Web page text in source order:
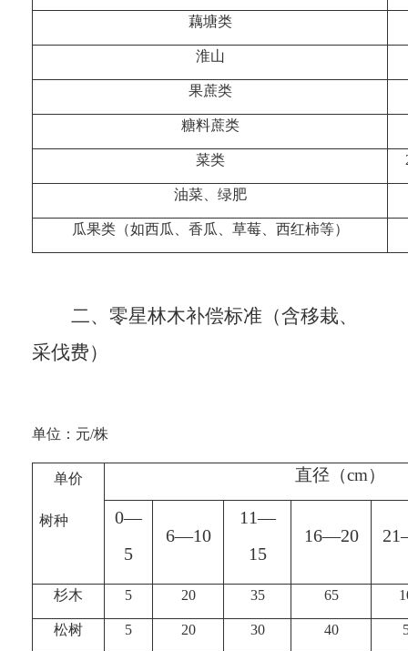
藕塘类
淮山
果蔗类
糖料蔗类
菜类
油菜、绿肥
瓜果类（如西瓜、香瓜、草莓、西红柿等）
二、零星林木补偿标准（含移栽、
采伐费）
单位：元/株
单价
树种
直径（cm）
0—
5
6—10
11—
15
16—20 21
杉木 5 20 35 65
松树 5 20 30 40